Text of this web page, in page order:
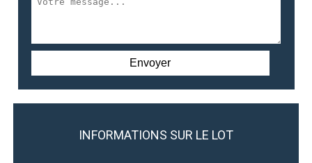
INFORMATIONS SUR LE LOT